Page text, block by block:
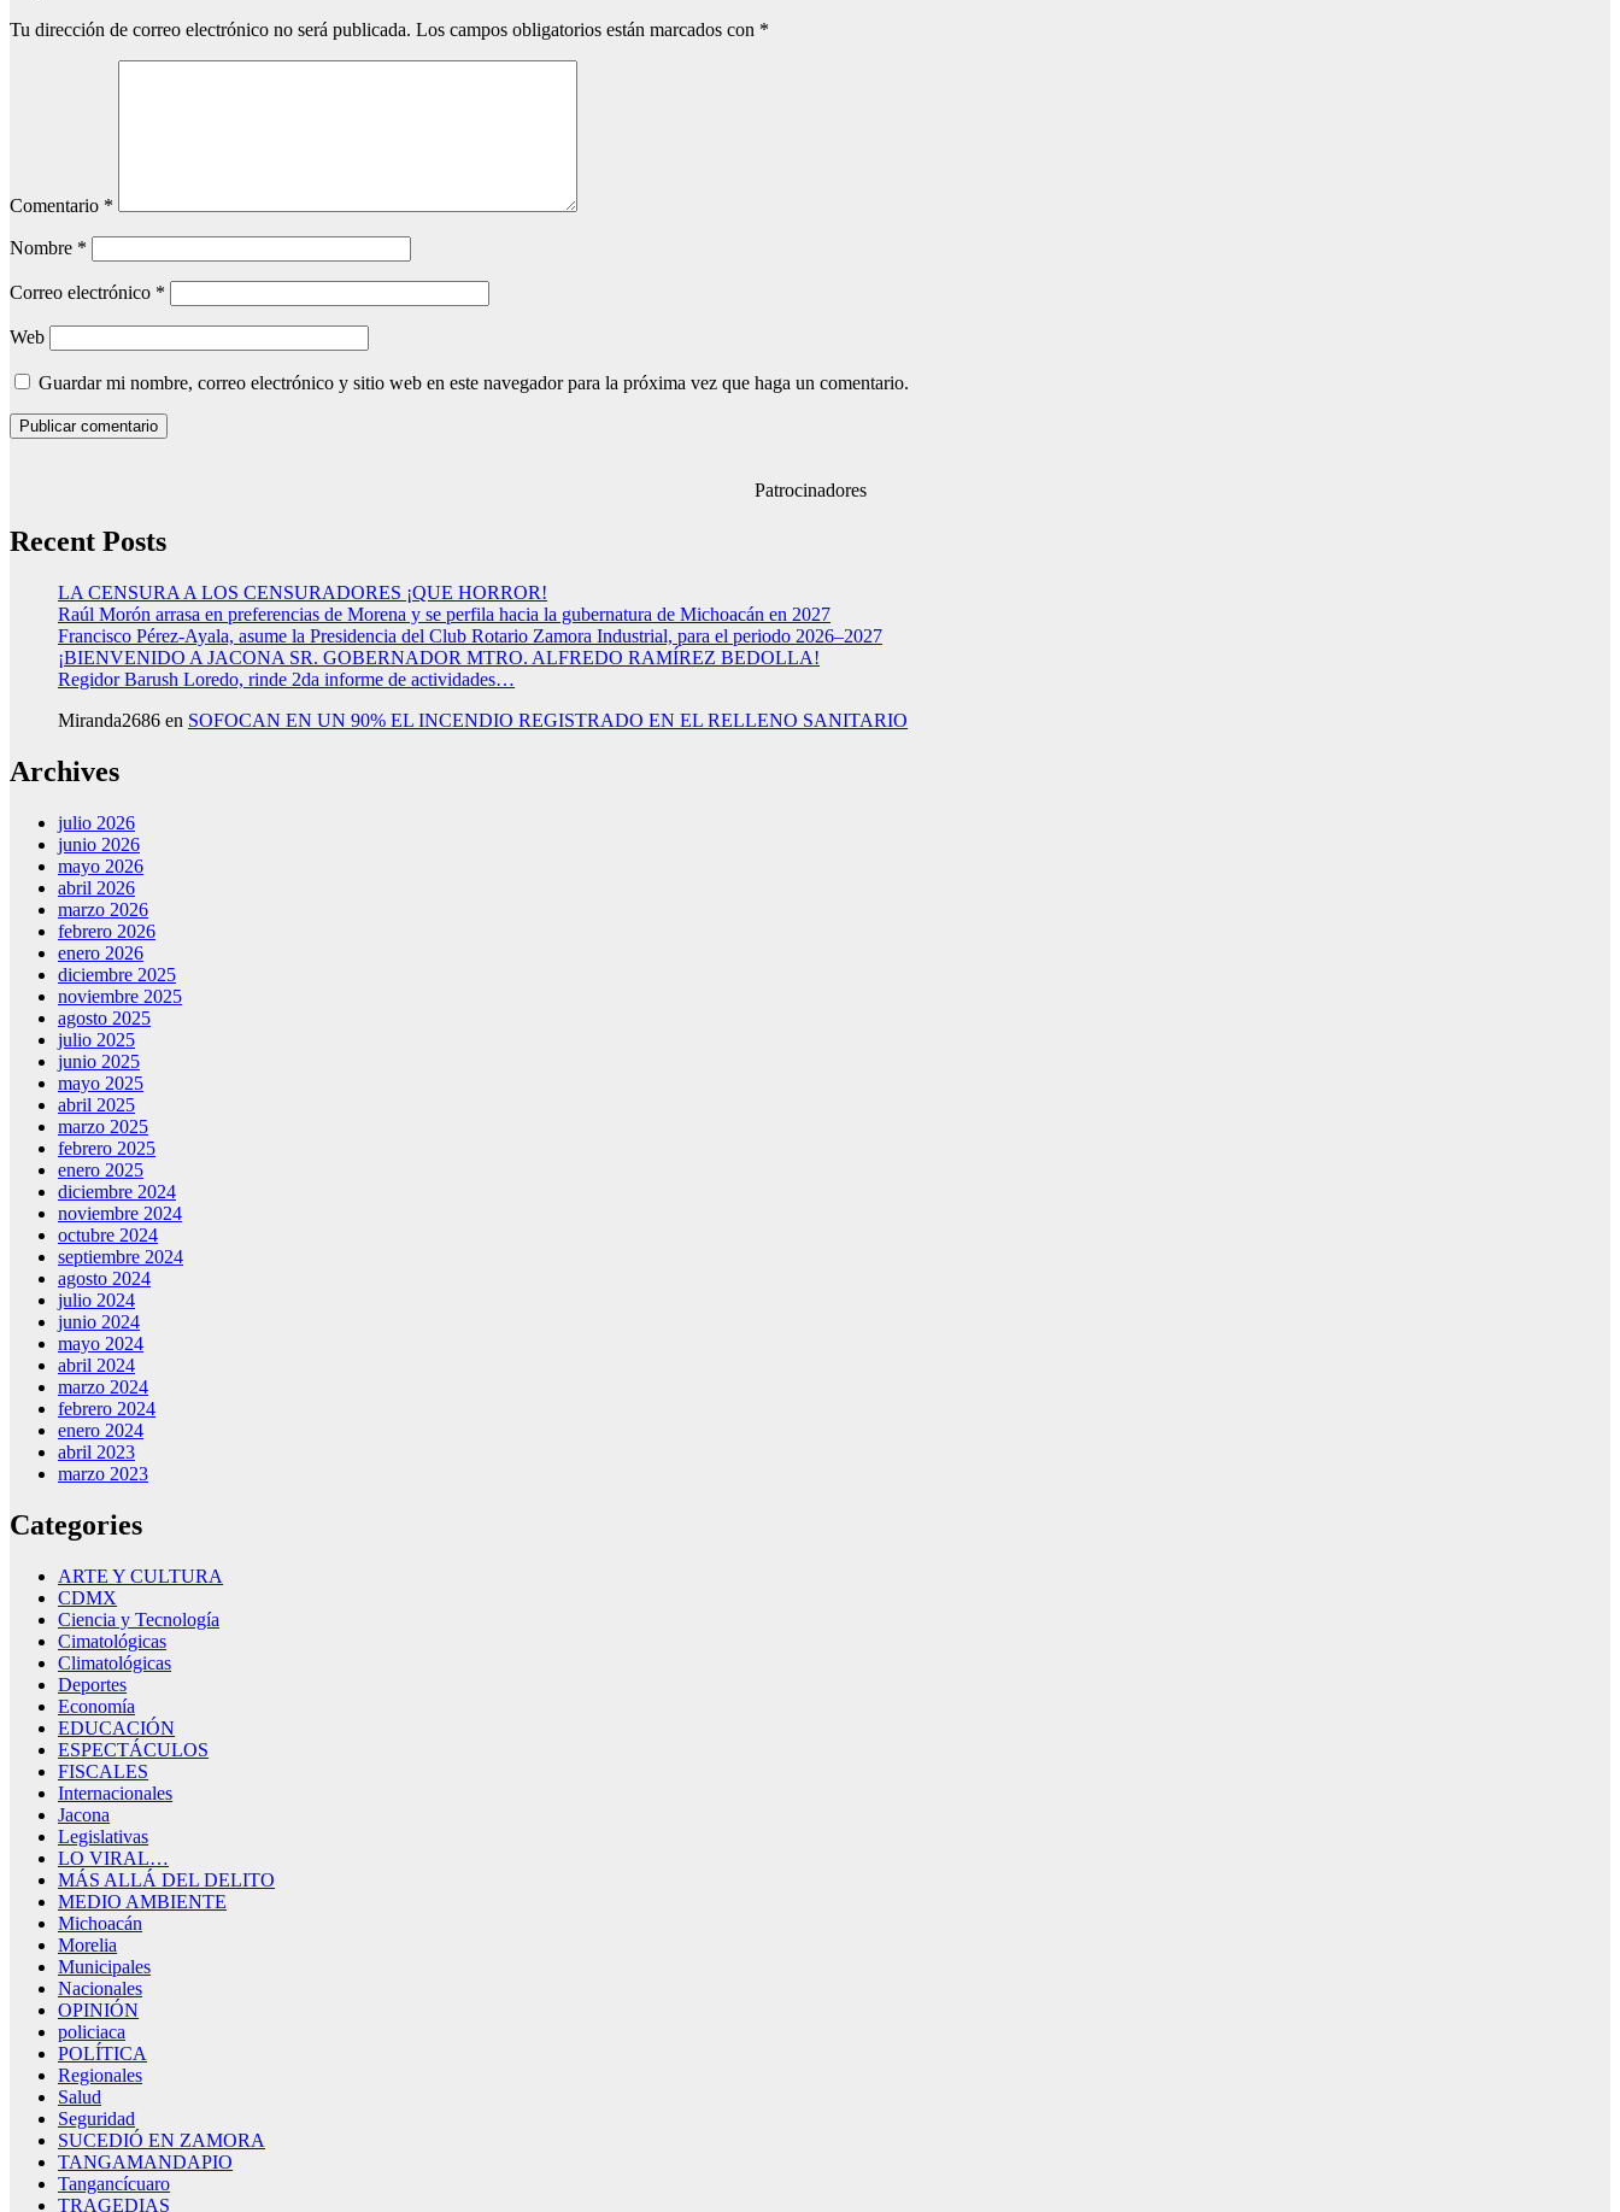
Tu dirección de correo electrónico no será publicada. Los campos obligatorios están marcados con *
Comentario *
Nombre *
Correo electrónico *
Web
Guardar mi nombre, correo electrónico y sitio web en este navegador para la próxima vez que haga un comentario.
Patrocinadores
Recent Posts
LA CENSURA A LOS CENSURADORES ¡QUE HORROR!
Raúl Morón arrasa en preferencias de Morena y se perfila hacia la gubernatura de Michoacán en 2027
Francisco Pérez-Ayala, asume la Presidencia del Club Rotario Zamora Industrial, para el periodo 2026–2027
¡BIENVENIDO A JACONA SR. GOBERNADOR MTRO. ALFREDO RAMÍREZ BEDOLLA!
Regidor Barush Loredo, rinde 2da informe de actividades…
Miranda2686 en SOFOCAN EN UN 90% EL INCENDIO REGISTRADO EN EL RELLENO SANITARIO
Archives
julio 2026
junio 2026
mayo 2026
abril 2026
marzo 2026
febrero 2026
enero 2026
diciembre 2025
noviembre 2025
agosto 2025
julio 2025
junio 2025
mayo 2025
abril 2025
marzo 2025
febrero 2025
enero 2025
diciembre 2024
noviembre 2024
octubre 2024
septiembre 2024
agosto 2024
julio 2024
junio 2024
mayo 2024
abril 2024
marzo 2024
febrero 2024
enero 2024
abril 2023
marzo 2023
Categories
ARTE Y CULTURA
CDMX
Ciencia y Tecnología
Cimatológicas
Climatológicas
Deportes
Economía
EDUCACIÓN
ESPECTÁCULOS
FISCALES
Internacionales
Jacona
Legislativas
LO VIRAL…
MÁS ALLÁ DEL DELITO
MEDIO AMBIENTE
Michoacán
Morelia
Municipales
Nacionales
OPINIÓN
policiaca
POLÍTICA
Regionales
Salud
Seguridad
SUCEDIÓ EN ZAMORA
TANGAMANDAPIO
Tangancícuaro
TRAGEDIAS